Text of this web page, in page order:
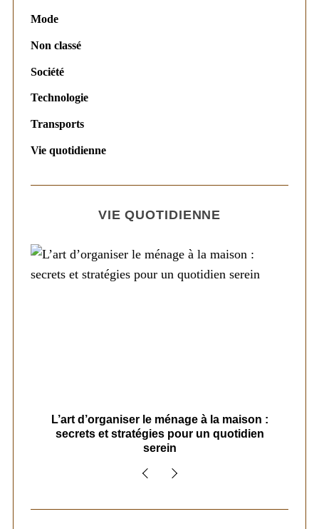
Mode
Non classé
Société
Technologie
Transports
Vie quotidienne
VIE QUOTIDIENNE
L’art d’organiser le ménage à la maison :
secrets et stratégies pour un quotidien
serein